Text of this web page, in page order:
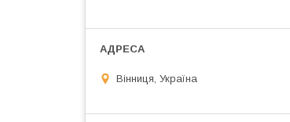
Вінниця, Україна